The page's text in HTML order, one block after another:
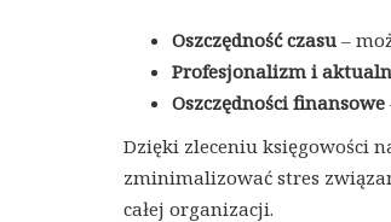
Oszczędność czasu –
Profesjonalizm i
Oszczędności finansowe
Dzięki zleceniu księgowości
zminimalizować stres
całej organizacji.